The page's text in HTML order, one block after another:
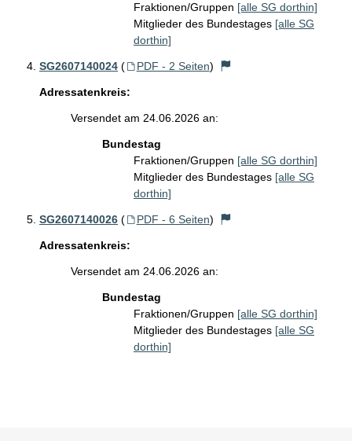
Fraktionen/Gruppen [alle SG dorthin]
Mitglieder des Bundestages [alle SG
dorthin]
SG2607140024 ( PDF - 2 Seiten)
Adressatenkreis:
Versendet am 24.06.2026 an:
Bundestag
Fraktionen/Gruppen [alle SG dorthin]
Mitglieder des Bundestages [alle SG
dorthin]
SG2607140026 ( PDF - 6 Seiten)
Adressatenkreis:
Versendet am 24.06.2026 an:
Bundestag
Fraktionen/Gruppen [alle SG dorthin]
Mitglieder des Bundestages [alle SG
dorthin]